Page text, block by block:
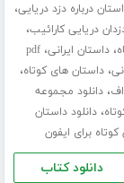
درباره دزد دریایی،
دریایی کارائیب،
،داستان ایرانی،pdf
،داستان های کوتاه،
،دانلود مجموعه
،دانلود داستان
کوتاه برای ایفون
دانلود کتاب